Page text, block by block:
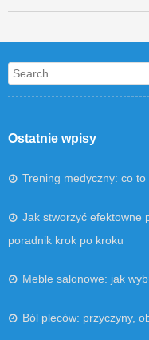
Post
Search
Ostatnie wpisy
Trening medyczny: co
Jak stworzyć efektowne
poradnik krok po kroku
Meble salonowe: jak
Ból pleców: przyczyny,